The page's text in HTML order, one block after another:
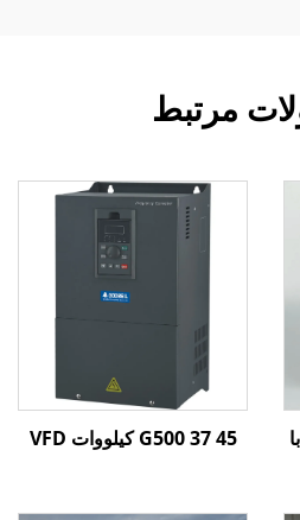
مرتبط
درایو فرکانس متغیر G500 با
G500 37 45 کیلووات VFD